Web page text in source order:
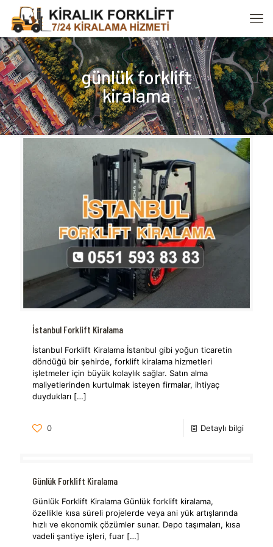
günlük forklift
kiralama
İstanbul Forklift Kiralama
İstanbul Forklift Kiralama İstanbul gibi yoğun ticaretin
döndüğü bir şehirde, forklift kiralama hizmetleri
işletmeler için büyük kolaylık sağlar. Satın alma
maliyetlerinden kurtulmak isteyen firmalar, ihtiyaç
duydukları […]
0 Detaylı bilgi
Günlük Forklift Kiralama
Günlük Forklift Kiralama Günlük forklift kiralama,
özellikle kısa süreli projelerde veya ani yük artışlarında
hızlı ve ekonomik çözümler sunar. Depo taşımaları, kısa
vadeli şantiye işleri, fuar […]